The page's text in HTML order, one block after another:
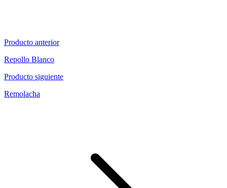
Producto anterior
Repollo Blanco
Producto siguiente
Remolacha